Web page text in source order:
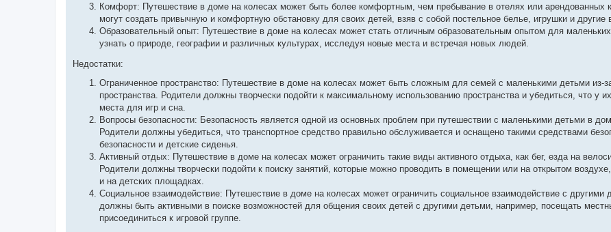
Комфорт: Путешествие в доме на колесах может быть более комфортным, чем пребывание в отелях или арендованных
могут создать привычную и комфортную обстановку для своих детей, взяв с собой постельное белье, игрушки и другие
Образовательный опыт: Путешествие в доме на колесах может стать отличным образовательным опытом для
узнать о природе, географии и различных культурах, исследуя новые места и встречая новых людей.
Недостатки:
Ограниченное пространство: Путешествие в доме на колесах может быть сложным для семей с маленькими детьми из-
пространства. Родители должны творчески подойти к максимальному использованию пространства и убедиться, что у
места для игр и сна.
Вопросы безопасности: Безопасность является одной из основных проблем при путешествии с маленькими детьми в
Родители должны убедиться, что транспортное средство правильно обслуживается и оснащено такими средствами
безопасности и детские сиденья.
Активный отдых: Путешествие в доме на колесах может ограничить такие виды активного отдыха, как бег, езда на
Родители должны творчески подойти к поиску занятий, которые можно проводить в помещении или на открытом
и на детских площадках.
Социальное взаимодействие: Путешествие в доме на колесах может ограничить социальное взаимодействие с другими
должны быть активными в поиске возможностей для общения своих детей с другими детьми, например, посещать
присоединиться к игровой группе.